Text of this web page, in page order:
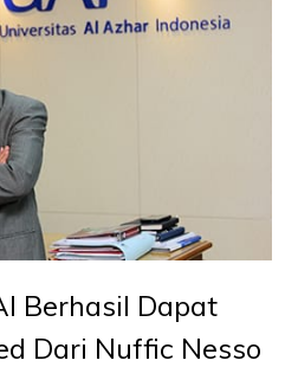
Berhasil Dapat
Dari Nuffic Nesso